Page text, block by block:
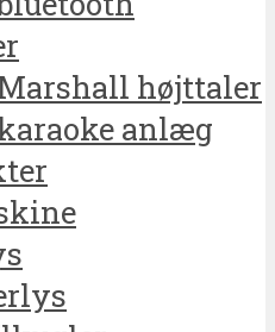
højttaler
anlæg